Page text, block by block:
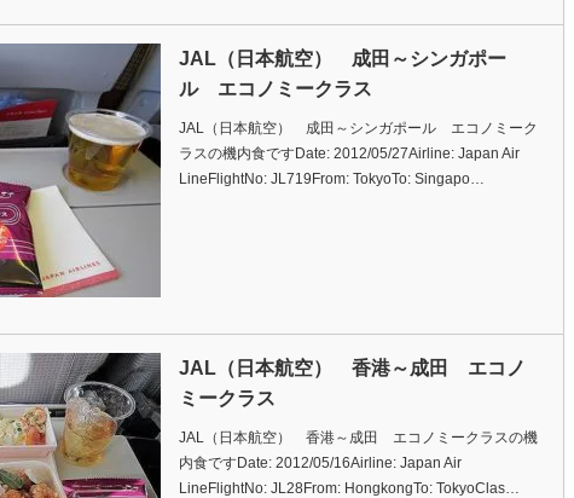
JAL（日本航空） 成田～シンガポー
ル エコノミークラス
JAL（日本航空） 成田～シンガポール エコノミーク
ラスの機内食ですDate: 2012/05/27Airline: Japan Air
LineFlightNo: JL719From: TokyoTo: Singapo…
JAL（日本航空） 香港～成田 エコノ
ミークラス
JAL（日本航空） 香港～成田 エコノミークラスの機
内食ですDate: 2012/05/16Airline: Japan Air
LineFlightNo: JL28From: HongkongTo: TokyoClas…